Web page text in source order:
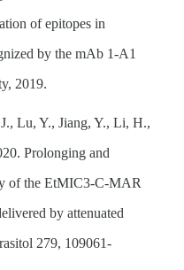
of epitopes in
by the mAb 1-A1
2019.
Lu, Y., Jiang, Y., Li, H.,
Prolonging and
of the EtMIC3-C-MAR
by attenuated
279, 109061-